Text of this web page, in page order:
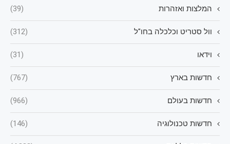
המלצות ואזהרות (39)
וול סטריט וכלכלה בחו"ל (312)
וידאו (31)
חדשות בארץ (767)
חדשות בעולם (966)
חדשות טכנולוגיה (146)